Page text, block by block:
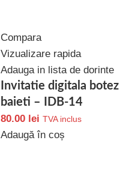
Compara
Vizualizare rapida
Adauga in lista de dorinte
Invitatie digitala botez
baieti – IDB-14
80.00 lei TVA inclus
Adaugă în coș